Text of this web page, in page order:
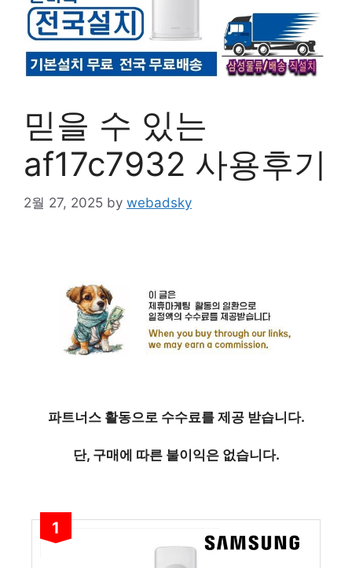
믿을 수 있는
af17c7932 사용후기
2월 27, 2025 by webadsky
파트너스 활동으로 수수료를 제공 받습니다.
단, 구매에 따른 불이익은 없습니다.
1